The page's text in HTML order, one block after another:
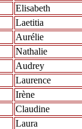
Elisabeth
Laetitia
Aurélie
Nathalie
Audrey
Laurence
Irène
Claudine
Laura